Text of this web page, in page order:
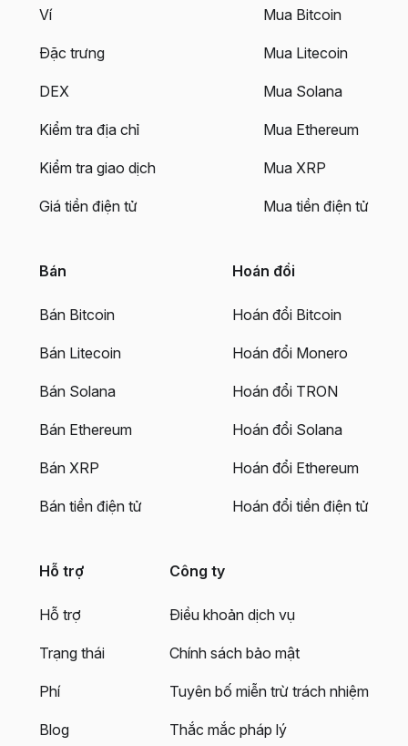
Ví
Đặc trưng
DEX
Kiểm tra địa chỉ
Kiểm tra giao dịch
Giá tiền điện tử
Mua Bitcoin
Mua Litecoin
Mua Solana
Mua Ethereum
Mua XRP
Mua tiền điện tử
Bán
Bán Bitcoin
Bán Litecoin
Bán Solana
Bán Ethereum
Bán XRP
Bán tiền điện tử
Hoán đổi
Hoán đổi Bitcoin
Hoán đổi Monero
Hoán đổi TRON
Hoán đổi Solana
Hoán đổi Ethereum
Hoán đổi tiền điện tử
Hỗ trợ
Hỗ trợ
Trạng thái
Phí
Blog
Công ty
Điều khoản dịch vụ
Chính sách bảo mật
Tuyên bố miễn trừ trách nhiệm
Thắc mắc pháp lý